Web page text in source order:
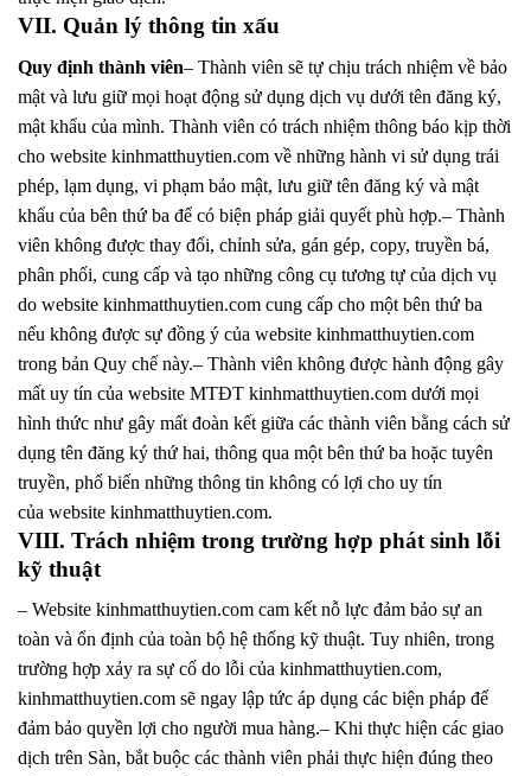
VII. Quản lý thông tin xấu
Quy định thành viên– Thành viên sẽ tự chịu trách nhiệm về bảo
mật và lưu giữ mọi hoạt động sử dụng dịch vụ dưới tên đăng ký,
mật khẩu của mình. Thành viên có trách nhiệm thông báo kịp thời
cho website kinhmatthuytien.com về những hành vi sử dụng trái
phép, lạm dụng, vi phạm bảo mật, lưu giữ tên đăng ký và mật
khẩu của bên thứ ba để có biện pháp giải quyết phù hợp.– Thành
viên không được thay đổi, chỉnh sửa, gán gép, copy, truyền bá,
phân phối, cung cấp và tạo những công cụ tương tự của dịch vụ
do website kinhmatthuytien.com cung cấp cho một bên thứ ba
nếu không được sự đồng ý của website kinhmatthuytien.com
trong bản Quy chế này.– Thành viên không được hành động gây
mất uy tín của website MTĐT kinhmatthuytien.com dưới mọi
hình thức như gây mất đoàn kết giữa các thành viên bằng cách sử
dụng tên đăng ký thứ hai, thông qua một bên thứ ba hoặc tuyên
truyền, phổ biến những thông tin không có lợi cho uy tín
của website kinhmatthuytien.com.
VIII. Trách nhiệm trong trường hợp phát sinh lỗi
kỹ thuật
– Website kinhmatthuytien.com cam kết nỗ lực đảm bảo sự an
toàn và ổn định của toàn bộ hệ thống kỹ thuật. Tuy nhiên, trong
trường hợp xảy ra sự cố do lỗi của kinhmatthuytien.com,
kinhmatthuytien.com sẽ ngay lập tức áp dụng các biện pháp để
đảm bảo quyền lợi cho người mua hàng.– Khi thực hiện các giao
dịch trên Sàn, bắt buộc các thành viên phải thực hiện đúng theo